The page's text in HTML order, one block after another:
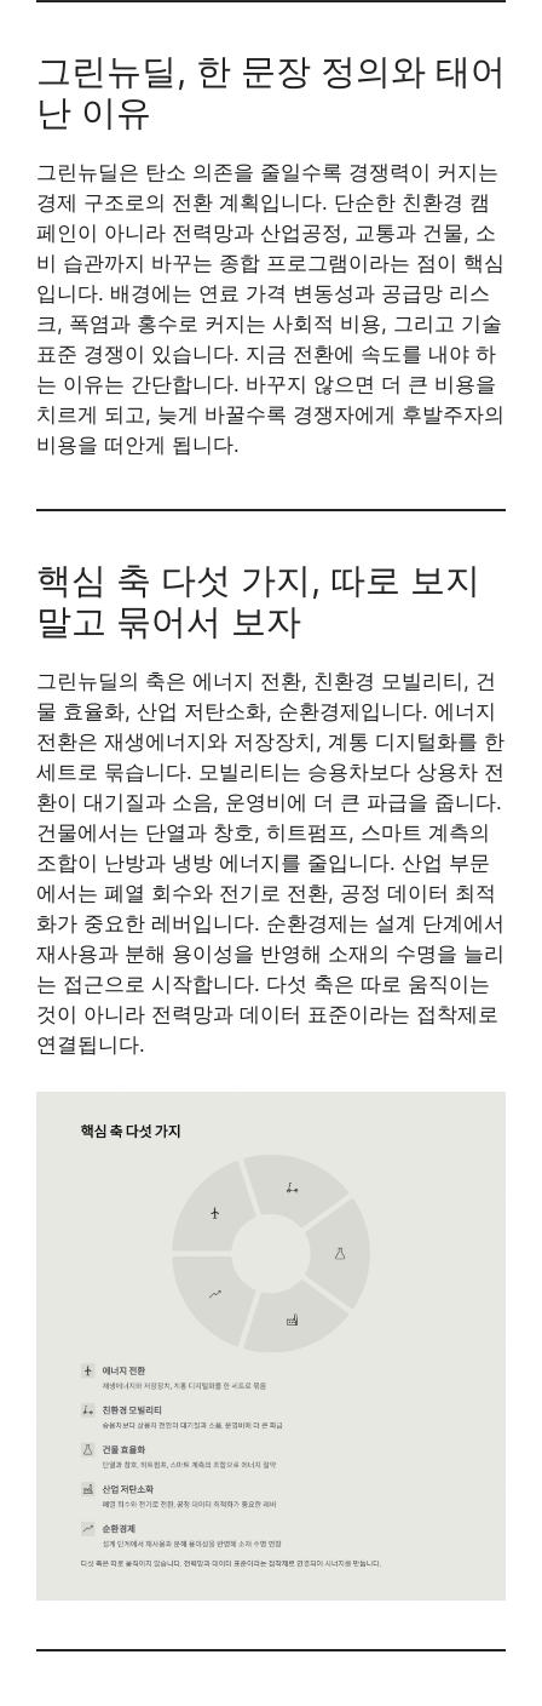
그린뉴딜, 한 문장 정의와 태어
난 이유
그린뉴딜은 탄소 의존을 줄일수록 경쟁력이 커지는
경제 구조로의 전환 계획입니다. 단순한 친환경 캠
페인이 아니라 전력망과 산업공정, 교통과 건물, 소
비 습관까지 바꾸는 종합 프로그램이라는 점이 핵심
입니다. 배경에는 연료 가격 변동성과 공급망 리스
크, 폭염과 홍수로 커지는 사회적 비용, 그리고 기술
표준 경쟁이 있습니다. 지금 전환에 속도를 내야 하
는 이유는 간단합니다. 바꾸지 않으면 더 큰 비용을
치르게 되고, 늦게 바꿀수록 경쟁자에게 후발주자의
비용을 떠안게 됩니다.
핵심 축 다섯 가지, 따로 보지
말고 묶어서 보자
그린뉴딜의 축은 에너지 전환, 친환경 모빌리티, 건
물 효율화, 산업 저탄소화, 순환경제입니다. 에너지
전환은 재생에너지와 저장장치, 계통 디지털화를 한
세트로 묶습니다. 모빌리티는 승용차보다 상용차 전
환이 대기질과 소음, 운영비에 더 큰 파급을 줍니다.
건물에서는 단열과 창호, 히트펌프, 스마트 계측의
조합이 난방과 냉방 에너지를 줄입니다. 산업 부문
에서는 폐열 회수와 전기로 전환, 공정 데이터 최적
화가 중요한 레버입니다. 순환경제는 설계 단계에서
재사용과 분해 용이성을 반영해 소재의 수명을 늘리
는 접근으로 시작합니다. 다섯 축은 따로 움직이는
것이 아니라 전력망과 데이터 표준이라는 접착제로
연결됩니다.